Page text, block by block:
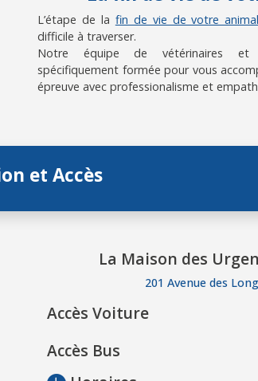
L’étape de la fin de vie de votre animal
difficile à traverser.
Notre équipe de vétérinaires et
spécifiquement formée pour vous
épreuve avec professionalisme et
et Accès
La Maison des
201 Avenue des
Accès Voiture
Accès Bus